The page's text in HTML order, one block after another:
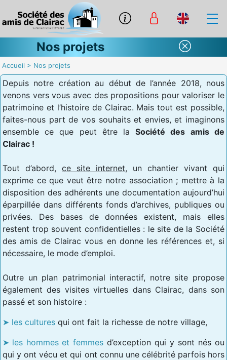
Nos projets
Accueil > Nos projets
Depuis notre création au début de l’année 2018, nous
venons vers vous avec des propositions pour valoriser le
patrimoine et l’histoire de Clairac. Mais tout est possible,
faites-nous part de vos souhaits et envies, et imaginons
ensemble ce que peut être la Société des amis de
Clairac !
Tout d’abord, ce site internet, un chantier vivant qui
exprime ce que veut être notre association ; mettre à la
disposition des adhérents une documentation aujourd’hui
éparpillée dans différents fonds d’archives, publiques ou
privées. Des bases de données existent, mais elles
restent trop souvent confidentielles : le site de la Société
des amis de Clairac vous en donne les références et, si
nécessaire, le mode d’emploi.
Outre un plan patrimonial interactif, notre site propose
également des visites virtuelles dans Clairac, dans son
passé et son histoire :
les cultures qui ont fait la richesse de notre village,
les hommes et femmes d’exception qui y sont nés ou
qui y ont vécu et qui ont connu une célébrité parfois hors